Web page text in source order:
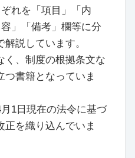
ぞれを「項目」「内
容」「備考」欄等に分
説しています。
く、制度の根拠条文な
つ書籍となっていま
1日現在の法令に基づ
正を織り込んでいま